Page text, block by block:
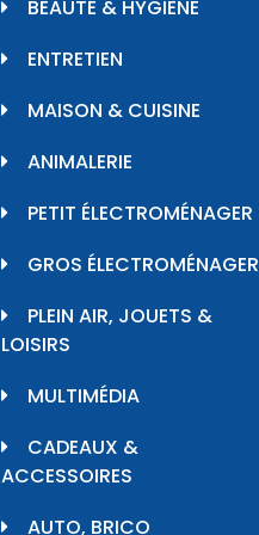
BEAUTÉ & HYGIÈNE
ENTRETIEN
MAISON & CUISINE
ANIMALERIE
PETIT ÉLECTROMÉNAGER
GROS ÉLECTROMÉNAGER
PLEIN AIR, JOUETS &
LOISIRS
MULTIMÉDIA
CADEAUX &
ACCESSOIRES
AUTO, BRICO